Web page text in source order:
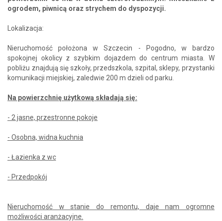
ogrodem, piwnicą oraz strychem do dyspozycji.
Lokalizacja:
Nieruchomość położona w Szczecin - Pogodno, w bardzo
spokojnej okolicy z szybkim dojazdem do centrum miasta. W
pobliżu znajdują się szkoły, przedszkola, szpital, sklepy, przystanki
komunikacji miejskiej, zaledwie 200 m dzieli od parku.
Na powierzchnię użytkową składają się:
- 2 jasne, przestronne pokoje
- Osobna, widna kuchnia
- Łazienka z wc
- Przedpokój
Nieruchomość w stanie do remontu, daje nam ogromne
możliwości aranżacyjne.